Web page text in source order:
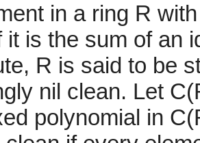
in a ring R
it is the sum of an
R is said to be
nil clean. Let
polynomial in